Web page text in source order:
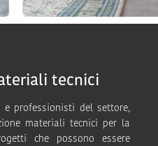
tecnici
professionisti del settore,
materiali tecnici per la
che possono essere